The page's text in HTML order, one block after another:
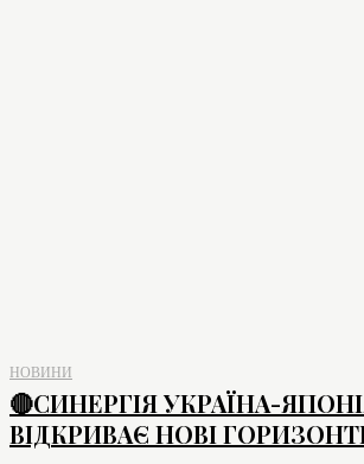
НОВИНИ
🔴СИНЕРГІЯ УКРАЇНА-
ВІДКРИВАЄ НОВІ